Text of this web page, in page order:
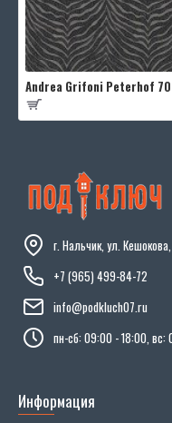
г. Нальчик, ул.
+7 (965) 499-84-72
info@podkluch07.ru
пн-сб: 09:00 - 18:00, вс:
Информация